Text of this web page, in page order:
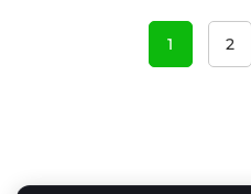
1 2